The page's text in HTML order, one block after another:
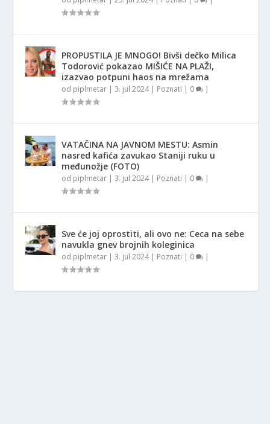
PROPUSTILA JE MNOGO! Bivši dečko Milica
Todorović pokazao MIŠIĆE NA PLAŽI,
izazvao potpuni haos na mrežama
od piplmetar |3. jul 2024| Poznati | 0 |
VATAČINA NA JAVNOM MESTU: Asmin
nasred kafića zavukao Staniji ruku u
međunožje (FOTO)
od piplmetar |3. jul 2024| Poznati | 0 |
Sve će joj oprostiti, ali ovo ne: Ceca na sebe
navukla gnev brojnih koleginica
od piplmetar |3. jul 2024| Poznati | 0 |